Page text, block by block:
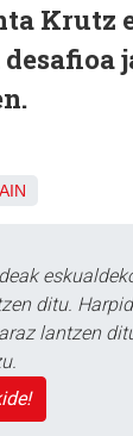
Krutz
ditu.
lantzen